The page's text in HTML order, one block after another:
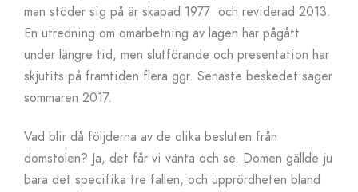
man stöder sig på är skapad 1977 och reviderad 2013.
En utredning om omarbetning av lagen har pågått
under längre tid, men slutförande och presentation har
skjutits på framtiden flera ggr. Senaste beskedet säger
sommaren 2017.
Vad blir då följderna av de olika besluten från
domstolen? Ja, det får vi vänta och se. Domen gällde ju
bara det specifika tre fallen, och upprördheten bland